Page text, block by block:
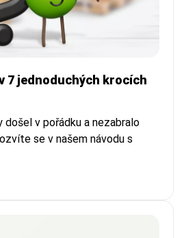
7 jednoduchých krocích
v pořádku a nezabralo
se v našem návodu s